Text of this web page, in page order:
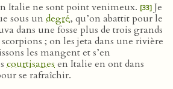
Italie ne sont point venimeux. [33] Je
sous un degré, qu’on abattit pour le
dans une fosse plus de trois grands
; on les jeta dans une rivière
les mangent et s’en
courtisanesen Italie en ont dans
se rafraîchir.